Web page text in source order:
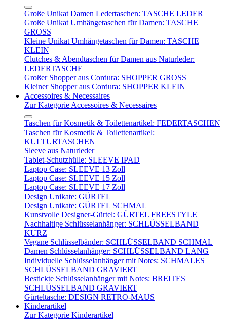
Große Unikat Damen Ledertaschen: TASCHE LEDER
Große Unikat Umhängetaschen für Damen: TASCHE
GROSS
Kleine Unikat Umhängetaschen für Damen: TASCHE
KLEIN
Clutches & Abendtaschen für Damen aus Naturleder:
LEDERTASCHE
Großer Shopper aus Cordura: SHOPPER GROSS
Kleiner Shopper aus Cordura: SHOPPER KLEIN
Accessoires & Necessaires
Zur Kategorie Accessoires & Necessaires
Taschen für Kosmetik & Toilettenartikel: FEDERTASCHEN
Taschen für Kosmetik & Toilettenartikel:
KULTURTASCHEN
Sleeve aus Naturleder
Tablet-Schutzhülle: SLEEVE IPAD
Laptop Case: SLEEVE 13 Zoll
Laptop Case: SLEEVE 15 Zoll
Laptop Case: SLEEVE 17 Zoll
Design Unikate: GÜRTEL
Design Unikate: GÜRTEL SCHMAL
Kunstvolle Designer-Gürtel: GÜRTEL FREESTYLE
Nachhaltige Schlüsselanhänger: SCHLÜSSELBAND
KURZ
Vegane Schlüsselbänder: SCHLÜSSELBAND SCHMAL
Damen Schlüsselanhänger: SCHLÜSSELBAND LANG
Individuelle Schlüsselanhänger mit Notes: SCHMALES
SCHLÜSSELBAND GRAVIERT
Bestickte Schlüsselanhänger mit Notes: BREITES
SCHLÜSSELBAND GRAVIERT
Gürteltasche: DESIGN RETRO-MAUS
Kinderartikel
Zur Kategorie Kinderartikel